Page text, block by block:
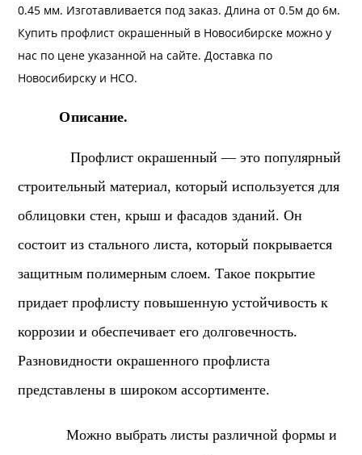
0.45 мм. Изготавливается под заказ. Длина от 0.5м до 6м.
Купить профлист окрашенный в Новосибирске можно у
нас по цене указанной на сайте.Доставка по
Новосибирску и НСО.
Описание.
Профлист окрашенный — это популярный
строительный материал, который используется для
облицовки стен, крыш и фасадов зданий. Он
состоит из стального листа, который покрывается
защитным полимерным слоем. Такое покрытие
придает профлисту повышенную устойчивость к
коррозии и обеспечивает его долговечность.
Разновидности окрашенного профлиста
представлены в широком ассортименте.
Можно выбрать листы различной формы и